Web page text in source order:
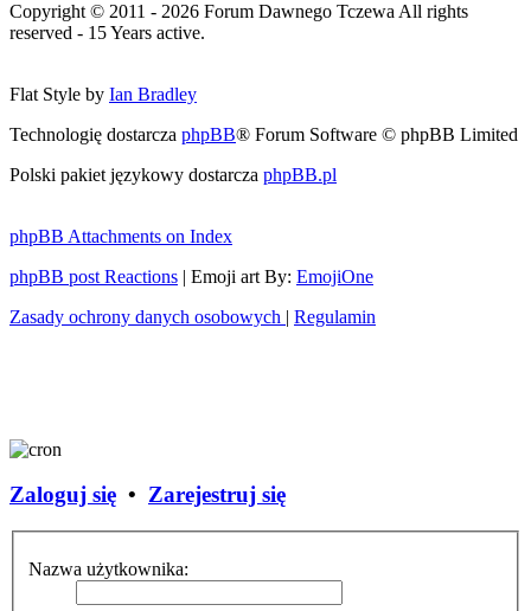
Copyright © 2011 - 2026 Forum Dawnego Tczewa All rights
reserved - 15 Years active.
Flat Style by Ian Bradley
Technologię dostarcza phpBB® Forum Software © phpBB Limited
Polski pakiet językowy dostarcza phpBB.pl
phpBB Attachments on Index
phpBB post Reactions | Emoji art By: EmojiOne
Zasady ochrony danych osobowych | Regulamin
Zaloguj się • Zarejestruj się
Nazwa użytkownika: